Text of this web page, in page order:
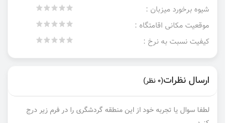
شیوه برخورد میزبان :
موقعیت مکانی اقامتگاه :
کیفیت نسبت به نرخ :
ارسال نظرات(0 نظر)
لطفا سوال یا تجربه خود از این منطقه گردشگری را در فرم زیر درج